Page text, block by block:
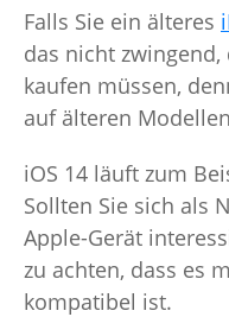
Falls Sie ein älteres
das nicht zwingend,
kaufen müssen,
auf älteren
iOS 14 läuft zum
Sollten Sie sich als
Apple-Gerät
zu achten, dass es
kompatibel ist.